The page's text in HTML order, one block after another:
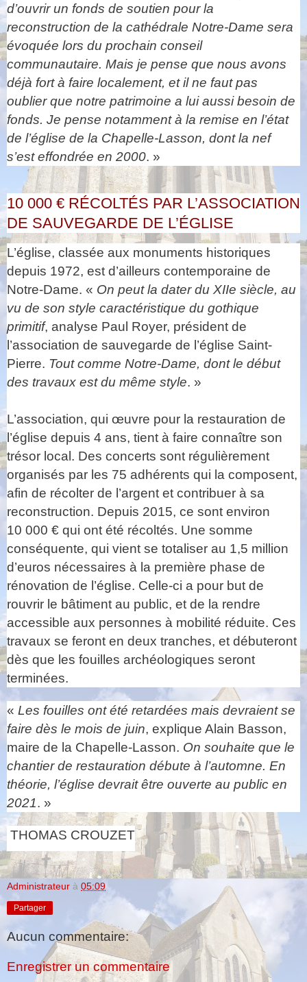
d’ouvrir un fonds de soutien pour la
reconstruction de la cathédrale Notre-Dame sera
évoquée lors du prochain conseil
communautaire. Mais je pense que nous avons
déjà fort à faire localement, et il ne faut pas
oublier que notre patrimoine a lui aussi besoin de
fonds. Je pense notamment à la remise en l’état
de l’église de la Chapelle-Lasson, dont la nef
s’est effondrée en 2000. »
10 000 € RÉCOLTÉS PAR L’ASSOCIATION
DE SAUVEGARDE DE L’ÉGLISE
L’église, classée aux monuments historiques
depuis 1972, est d’ailleurs contemporaine de
Notre-Dame. « On peut la dater du XIIe siècle, au
vu de son style caractéristique du gothique
primitif, analyse Paul Royer, président de
l’association de sauvegarde de l’église Saint-
Pierre. Tout comme Notre-Dame, dont le début
des travaux est du même style. »
L’association, qui œuvre pour la restauration de
l’église depuis 4 ans, tient à faire connaître son
trésor local. Des concerts sont régulièrement
organisés par les 75 adhérents qui la composent,
afin de récolter de l’argent et contribuer à sa
reconstruction. Depuis 2015, ce sont environ
10 000 € qui ont été récoltés. Une somme
conséquente, qui vient se totaliser au 1,5 million
d’euros nécessaires à la première phase de
rénovation de l’église. Celle-ci a pour but de
rouvrir le bâtiment au public, et de la rendre
accessible aux personnes à mobilité réduite. Ces
travaux se feront en deux tranches, et débuteront
dès que les fouilles archéologiques seront
terminées.
« Les fouilles ont été retardées mais devraient se
faire dès le mois de juin, explique Alain Basson,
maire de la Chapelle-Lasson. On souhaite que le
chantier de restauration débute à l’automne. En
théorie, l’église devrait être ouverte au public en
2021. »
THOMAS CROUZET
Administrateur à 05:09
Partager
Aucun commentaire:
Enregistrer un commentaire